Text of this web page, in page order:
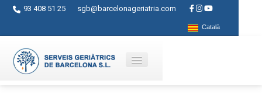
93 408 51 25 sgb@barcelonageriatria.com
Català